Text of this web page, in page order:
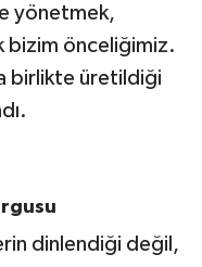
yönetmek,
bizim önceliğimiz.
birlikte üretildiği
dinlendiği değil,